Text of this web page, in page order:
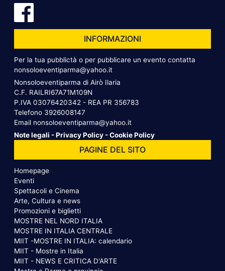
INFORMAZIONI
Per la tua pubblictà o per pubblicare un evento contatta
nonsoloeventiparma@yahoo.it
Nonsoloeventiparma di Airò Ilaria
C.F. RAILRI67A71M109N
P.IVA 03076420342 - REA PR 356783
Telefono 3926008147
Email nonsoloeventiparma@yahoo.it
Note legali -Privacy Policy -Cookie Policy
PAGINE DEL SITO
Homepage
Eventi
Spettacoli e Cinema
Arte, Cultura e news
Promozioni e biglietti
MOSTRE NEL NORD ITALIA
MOSTRE IN ITALIA CENTRALE
MIIT -MOSTRE IN ITALIA: calendario
MIIT - Mostre in Italia
MIIT - NEWS E CRITICA D'ARTE